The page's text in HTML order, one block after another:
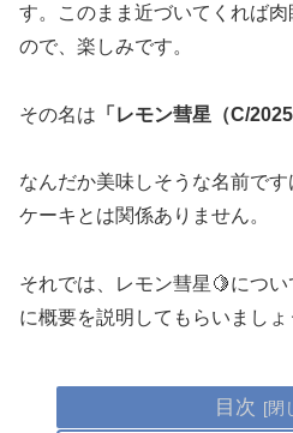
す。このまま近づいてくれば
ので、楽しみです。
その名は 「レモン彗星（C/2025
なんだか美味しそうな名前で
ケーキとは関係ありません。
それでは、レモン彗星🍋につい
に概要を説明してもらいましょ
目次